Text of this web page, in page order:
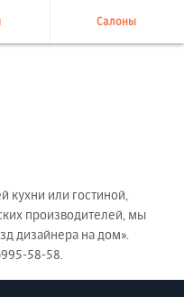
Салоны
кухни или гостиной,
производителей, мы
дизайнера на дом».
58-58.